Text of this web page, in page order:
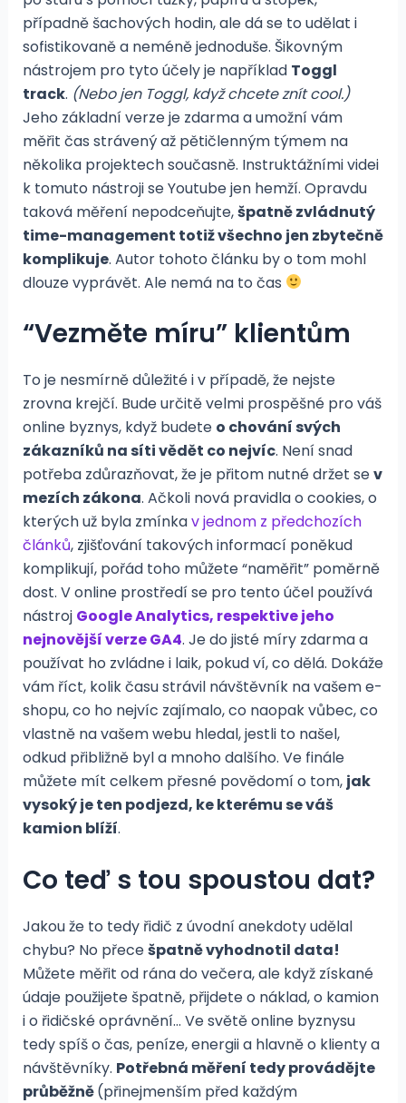
případně šachových hodin, ale dá se to udělat i
sofistikovaně a neméně jednoduše. Šikovným
nástrojem pro tyto účely je například Toggl
track. (Nebo jen Toggl, když chcete znít cool.)
Jeho základní verze je zdarma a umožní vám
měřit čas strávený až pětičlenným týmem na
několika projektech současně. Instruktážními videi
k tomuto nástroji se Youtube jen hemží. Opravdu
taková měření nepodceňujte,špatně zvládnutý
time-management totiž všechno jen zbytečně
komplikuje. Autor tohoto článku by o tom mohl
dlouze vyprávět. Ale nemá na to čas
“Vezměte míru” klientům
To je nesmírně důležité i v případě, že nejste
zrovna krejčí. Bude určitě velmi prospěšné pro váš
online byznys, když budete o chování svých
zákazníků na síti vědět co nejvíc. Není snad
potřeba zdůrazňovat, že je přitom nutné držet sev
mezích zákona. Ačkoli nová pravidla o cookies, o
kterých už byla zmínkav jednom z předchozích
článků, zjišťování takových informací poněkud
komplikují, pořád toho můžete “naměřit” poměrně
dost. V online prostředí se pro tento účel používá
nástroj Google Analytics, respektive jeho
nejnovější verze GA4. Je do jisté míry zdarma a
používat ho zvládne i laik, pokud ví, co dělá. Dokáže
vám říct, kolik času strávil návštěvník na vašem e-
shopu, co ho nejvíc zajímalo, co naopak vůbec, co
vlastně na vašem webu hledal, jestli to našel,
odkud přibližně byl a mnoho dalšího. Ve finále
můžete mít celkem přesné povědomí o tom, jak
vysoký je ten podjezd, ke kterému se váš
kamion blíží.
Co teď s tou spoustou dat?
Jakou že to tedy řidič z úvodní anekdoty udělal
chybu? No přecešpatně vyhodnotil data!
Můžete měřit od rána do večera, ale když získané
údaje použijete špatně, přijdete o náklad, o kamion
i o řidičské oprávnění… Ve světě online byznysu
tedy spíš o čas, peníze, energii a hlavně o klienty a
návštěvníky. Potřebná měření tedy provádějte
průběžně(přinejmenším před každým